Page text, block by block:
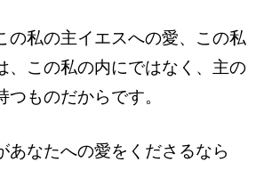
の私の主イエスへの愛、この私
、この私の内にではなく、主の
つものだからです。
あなたへの愛をくださるなら